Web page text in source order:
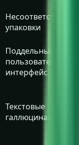
Несоответствие
упаковки
Поддельный
пользовательский
интерфейс
Текстовые
галлюцинации